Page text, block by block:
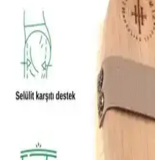
Kafein içeren kozmetik ürünler cilt
azaltma gibi avantajlar sağlar, düzenli
belirgin iyileşme sağlar.
Selülit Karşıtı Doğal Masaj
Cilt Sıkılaştırıcı Çözüm
BODYMELT Selülit Karşıtı Masaj
görünümünü azaltır, cildi sıkılaştırır
kullanımda gözle görülür sonuçlar sağlar.
Genel Markalar %100 Doğal
Bakımında Yeni Bir Dönem